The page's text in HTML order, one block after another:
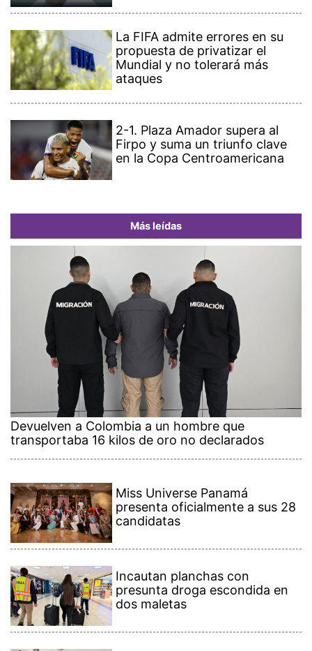
La FIFA admite errores en su
propuesta de privatizar el
Mundial y no tolerará más
ataques
2-1. Plaza Amador supera al
Firpo y suma un triunfo clave
en la Copa Centroamericana
Más leídas
Devuelven a Colombia a un hombre que
transportaba 16 kilos de oro no declarados
Miss Universe Panamá
presenta oficialmente a sus 28
candidatas
Incautan planchas con
presunta droga escondida en
dos maletas